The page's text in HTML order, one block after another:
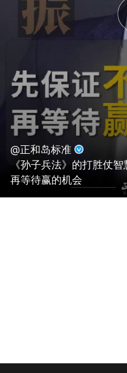
@正和岛标准
《孙子兵法》的打胜仗
再等待赢的机会